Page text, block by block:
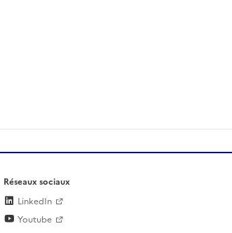
Réseaux sociaux
LinkedIn
Youtube